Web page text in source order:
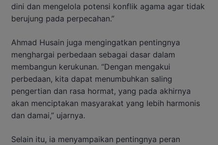
dini dan mengelola potensi konflik agama agar tidak
berujung pada perpecahan.”
Ahmad Husain juga mengingatkan pentingnya
menghargai perbedaan sebagai dasar dalam
membangun kerukunan. “Dengan mengakui
perbedaan, kita dapat menumbuhkan saling
pengertian dan rasa hormat, yang pada akhirnya
akan menciptakan masyarakat yang lebih harmonis
dan damai,” ujarnya.
Selain itu, ia menyampaikan pentingnya peran